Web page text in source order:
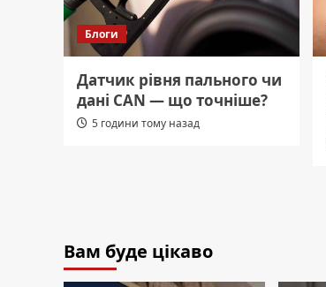
Блоги
Датчик рівня пального чи
дані CAN — що точніше?
5 години тому назад
Вам буде цікаво